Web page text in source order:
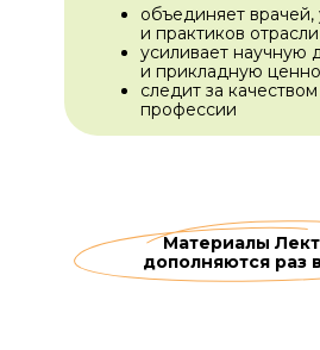
объединяет врачей,
и практиков отрасли
усиливает научную
и прикладную
следит за
профессии
Материалы
дополняются раз